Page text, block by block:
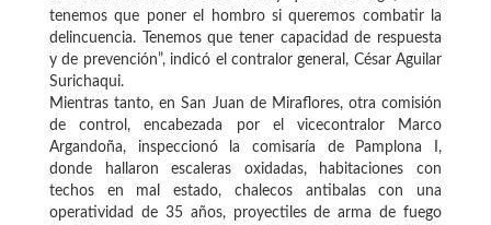
tenemos que poner el hombro si queremos combatir la
delincuencia. Tenemos que tener capacidad de respuesta
y de prevención”, indicó el contralor general, César Aguilar
Surichaqui.
Mientras tanto, en San Juan de Miraflores, otra comisión
de control, encabezada por el vicecontralor Marco
Argandoña, inspeccionó la comisaría de Pamplona I,
donde hallaron escaleras oxidadas, habitaciones con
techos en mal estado, chalecos antibalas con una
operatividad de 35 años, proyectiles de arma de fuego